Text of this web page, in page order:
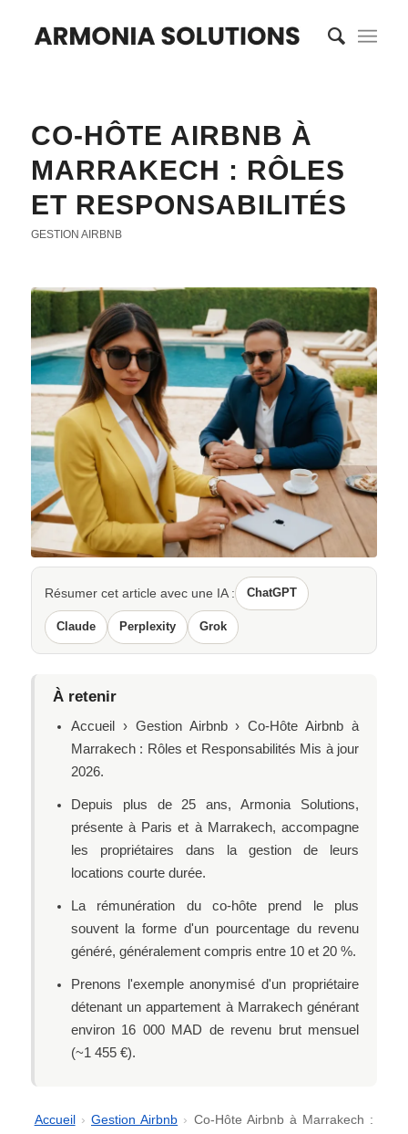
CO-HÔTE AIRBNB À
MARRAKECH : RÔLES
ET RESPONSABILITÉS
GESTION AIRBNB
Résumer cet article avec une IA : ChatGPT
Claude Perplexity Grok
À retenir
Accueil › Gestion Airbnb › Co-Hôte Airbnb à
Marrakech : Rôles et Responsabilités Mis à jour
2026.
Depuis plus de 25 ans, Armonia Solutions,
présente à Paris et à Marrakech, accompagne
les propriétaires dans la gestion de leurs
locations courte durée.
La rémunération du co-hôte prend le plus
souvent la forme d'un pourcentage du revenu
généré, généralement compris entre 10 et 20 %.
Prenons l'exemple anonymisé d'un propriétaire
détenant un appartement à Marrakech générant
environ 16 000 MAD de revenu brut mensuel
(~1 455 €).
Accueil › Gestion Airbnb › Co-Hôte Airbnb à Marrakech :